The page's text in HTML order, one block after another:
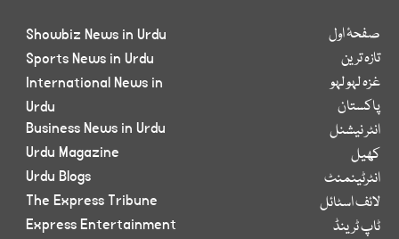
صفحۂ اول
تازہ ترین
غزہ لہو لہو
پاکستان
انٹر نیشنل
کھیل
انٹرٹینمنٹ
لائف اسٹائل
ٹاپ ٹرینڈ
Showbiz News in Urdu
Sports News in Urdu
International News in
Urdu
Business News in Urdu
Urdu Magazine
Urdu Blogs
The Express Tribune
Express Entertainment